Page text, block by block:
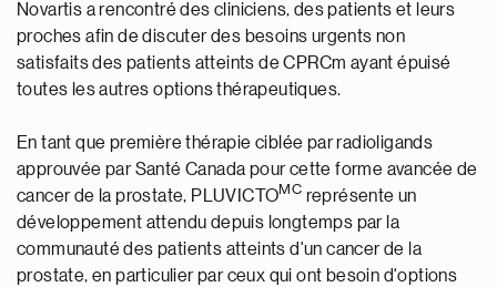
Novartis a rencontré des cliniciens, des patients et leurs
proches afin de discuter des besoins urgents non
satisfaits des patients atteints de CPRCm ayant épuisé
toutes les autres options thérapeutiques.
En tant que première thérapie ciblée par radioligands
approuvée par Santé Canada pour cette forme avancée de
cancer de la prostate, PLUVICTOMC représente un
développement attendu depuis longtemps par la
communauté des patients atteints d'un cancer de la
prostate, en particulier par ceux qui ont besoin d'options